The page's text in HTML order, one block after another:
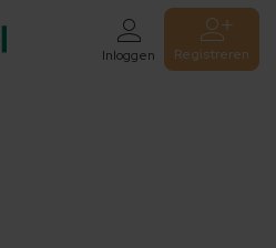
Inloggen Registreren